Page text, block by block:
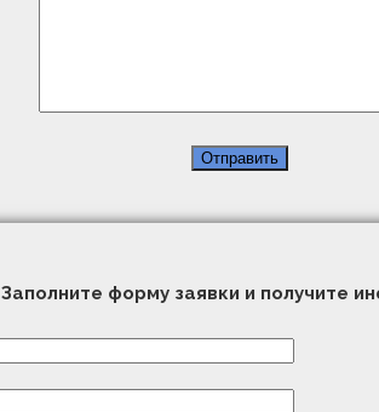
Заполните форму заявки и получите